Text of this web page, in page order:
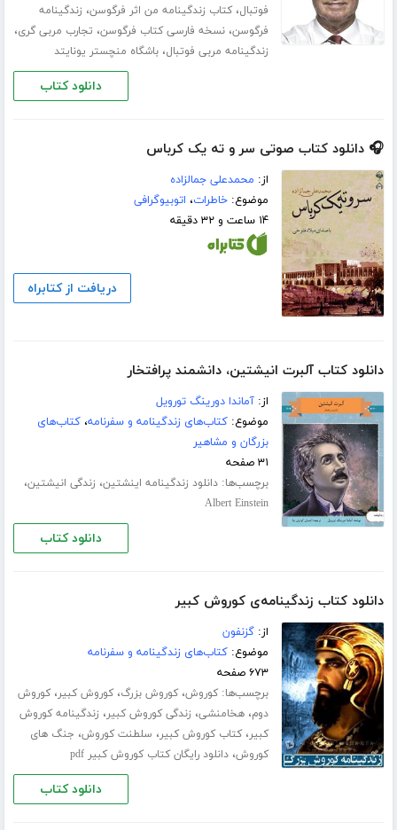
فوتبال،کتاب زندگینامه من اثر فرگوسن، زندگینامه
فرگوسن،نسخه فارسی کتاب فرگوسن، تجارب مربی گری،
زندگینامه مربی فوتبال،باشگاه منچستر یونایتد
دانلود کتاب
🎧 دانلود کتاب صوتی سر و ته یک کرباس
از: محمدعلی جمالزاده
موضوع:خاطرات، اتوبیوگرافی
۱۴ ساعت و ۳۲ دقیقه
دریافت از کتابراه
دانلود کتاب آلبرت انیشتین، دانشمند پرافتخار
از:آماندا دورینگ تورویل
موضوع:کتاب‌های زندگینامه و سفرنامه،کتاب‌های
بزرگان و مشاهیر
۳۱ صفحه
برچسب‌ها:دانلود زندگینامه اینشتین، زندگی انیشتین،
Albert Einstein
دانلود کتاب
دانلود کتاب زندگینامه‌ی کوروش کبیر
از:گزنفون
موضوع:کتاب‌های زندگینامه و سفرنامه
۶۷۳ صفحه
برچسب‌ها:کوروش،کوروش بزرگ،کوروش کبیر،کوروش
دوم،هخامنشی، زندگی کوروش کبیر، زندگینامه کوروش
کبیر،کتاب کوروش کبیر، سلطنت کوروش، جنگ های
کوروش،دانلود رایگان کتاب کوروش کبیر pdf
دانلود کتاب